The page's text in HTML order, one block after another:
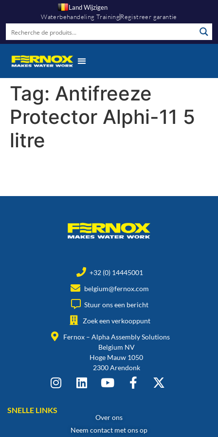
Land Wijzigen
Waterbehandeling TrainingRegistreer garantie
Tag: Antifreeze
Protector Alphi-11 5
litre
+32 (0) 14445001
belgium@fernox.com
Stuur ons een bericht
Zoek een verkooppunt
Fernox – Alpha Assembly Solutions
Belgium NV
Hoge Mauw 1050
2300 Arendonk
SNELLE LINKS
Over ons
Neem contact met ons op